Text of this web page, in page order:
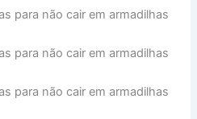
para não cair em armadilhas
para não cair em armadilhas
para não cair em armadilhas